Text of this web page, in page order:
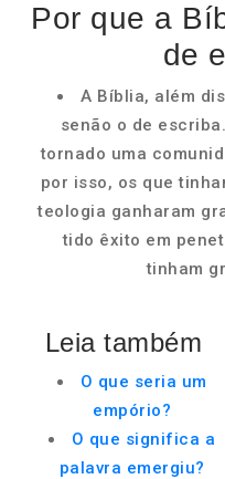
Por que a
de
A Bíblia, além
senão o de
tornado uma
por isso, os que
teologia ganharam
tido êxito em
tinham
Leia também
O que seria um
empório?
O que significa a
palavra emergiu?